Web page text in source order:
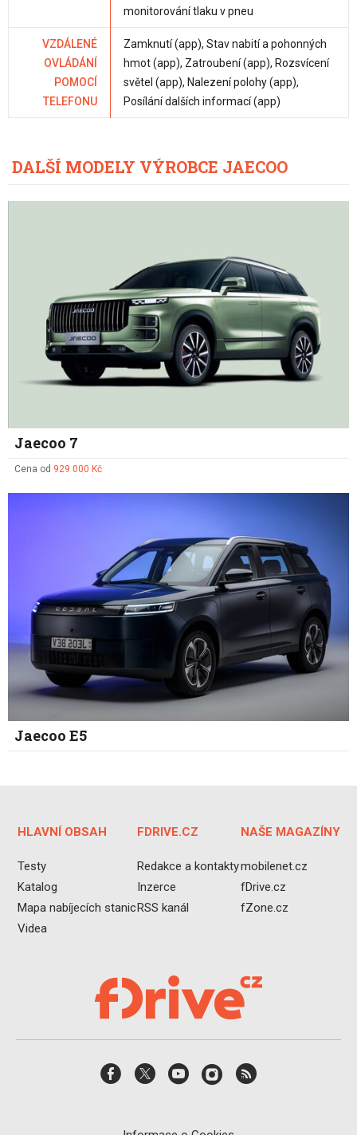
monitorování tlaku v pneu
VZDÁLENÉ
OVLÁDÁNÍ
POMOCÍ
TELEFONU
Zamknutí (app), Stav nabití a pohonných
hmot (app), Zatroubení (app), Rozsvícení
světel (app), Nalezení polohy (app),
Posílání dalších informací (app)
DALŠÍ MODELY VÝROBCE JAECOO
Jaecoo 7
Cena od 929 000 Kč
Jaecoo E5
HLAVNÍ OBSAH
Testy
Katalog
Mapa nabíjecích stanic
Videa
FDRIVE.CZ
Redakce a kontakty
Inzerce
RSS kanál
NAŠE MAGAZÍNY
mobilenet.cz
fDrive.cz
fZone.cz